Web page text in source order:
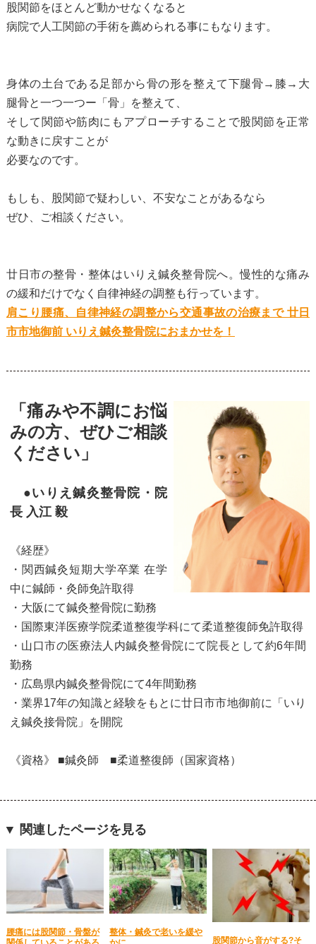
股関節をほとんど動かせなくなると
病院で人工関節の手術を薦められる事にもなります。
身体の土台である足部から骨の形を整えて下腿骨→膝→大
腿骨と一つ一つー「骨」を整えて、
そして関節や筋肉にもアプローチすることで股関節を正常
な動きに戻すことが
必要なのです。
もしも、股関節で疑わしい、不安なことがあるなら
ぜひ、ご相談ください。
廿日市の整骨・整体はいりえ鍼灸整骨院へ。慢性的な痛み
の緩和だけでなく自律神経の調整も行っています。
肩こり腰痛、自律神経の調整から交通事故の治療まで 廿日
市市地御前 いりえ鍼灸整骨院におまかせを！
「痛みや不調にお悩
みの方、ぜひご相談
ください」
●いりえ鍼灸整骨院・院
長 入江 毅
《経歴》
・関西鍼灸短期大学卒業 在学
中に鍼師・灸師免許取得
・大阪にて鍼灸整骨院に勤務
・国際東洋医療学院柔道整復学科にて柔道整復師免許取得
・山口市の医療法人内鍼灸整骨院にて院長として約6年間
勤務
・広島県内鍼灸整骨院にて4年間勤務
・業界17年の知識と経験をもとに廿日市市地御前に「いり
え鍼灸接骨院」を開院
《資格》 ■鍼灸師 ■柔道整復師（国家資格）
▼ 関連したページを見る
腰痛には股関節・骨盤が
整体・鍼灸で老いを緩や
股関節から音がする?そ